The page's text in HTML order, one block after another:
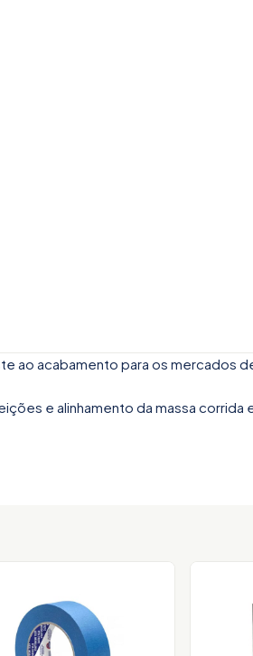
ao acabamento para os mercados
e alinhamento da massa corrida